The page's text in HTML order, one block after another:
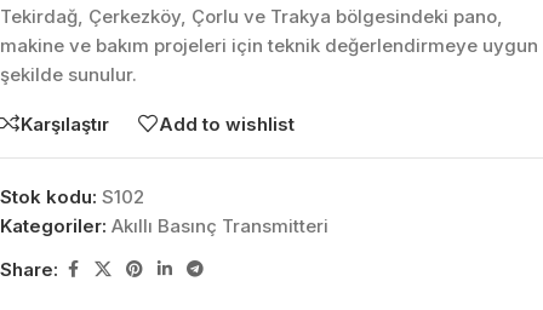
Tekirdağ, Çerkezköy, Çorlu ve Trakya bölgesindeki pano,
makine ve bakım projeleri için teknik değerlendirmeye uygun
şekilde sunulur.
Karşılaştır Add to wishlist
Stok kodu: S102
Kategoriler: Akıllı Basınç Transmitteri
Share: